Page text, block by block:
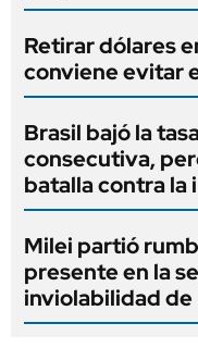
Retirar dólares
conviene evitar
Brasil bajó la
consecutiva,
batalla contra la
Milei partió
presente en la
inviolabilidad